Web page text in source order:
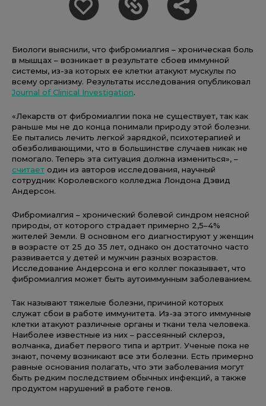
Биологи выяснили, что фибромиалгия – хроническая боль
в мышцах – возникает в результате сбоев иммунной
системы, из-за которых ее клетки атакуют мускулы по
всему организму. Результаты исследования опубликовал
Journal of Clinical Investigation.
«Лекарств от фибромиалгии пока не существует, так как
раньше мы не до конца понимали природу этой болезни.
Ее пытались лечить легкой зарядкой, психотерапией и
обезболивающими, что в большинстве случаев никак не
помогало. Теперь эта ситуация должна измениться», –
считает один из авторов исследования, научный
сотрудник Королевского колледжа Лондона Дэвид
Андерсон.
Фибромиалгия – хронический болевой синдром неясной
природы, от которого страдает примерно 2,5–4%
жителей Земли. В основном его диагностируют у женщин
в возрасте от 25 до 35 лет, однако он достаточно часто
развивается у детей и мужчин разных возрастов.
Исследование Андерсона и его коллег показывает, что
фибромиалгия может быть аутоиммунным заболеванием.
Так называют тяжелые болезни, причиной которых
служат сбои в работе иммунитета. Из-за этого иммунные
клетки атакуют различные органы и ткани тела человека.
Наиболее известные из них – рассеянный склероз,
волчанка, диабет первого типа и артрит. Ученые пока не
знают, почему возникают все эти болезни. Есть примерно
равные основания полагать, что эти заболевания могут
быть редким последствием обычных инфекций, а также
продуктом нарушений в работе генов.